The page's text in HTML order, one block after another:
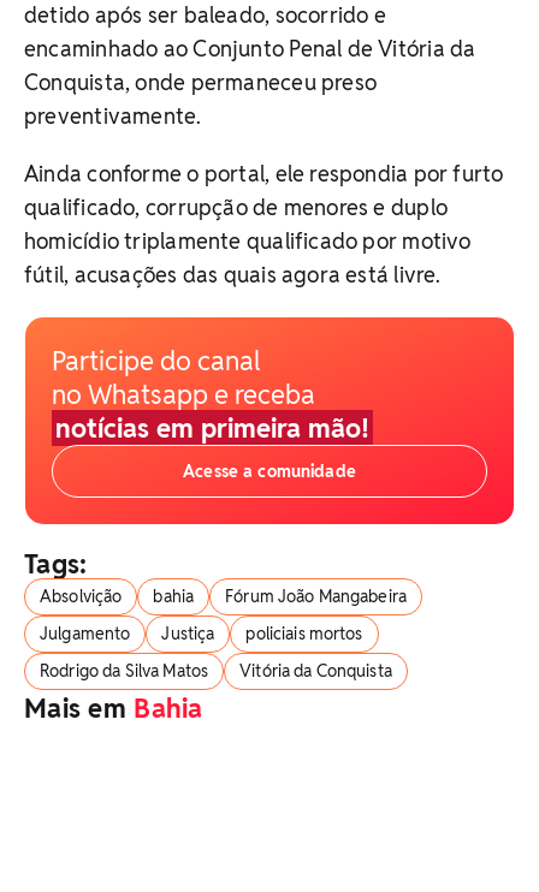
detido após ser baleado, socorrido e
encaminhado ao Conjunto Penal de Vitória da
Conquista, onde permaneceu preso
preventivamente.
Ainda conforme o portal, ele respondia por furto
qualificado, corrupção de menores e duplo
homicídio triplamente qualificado por motivo
fútil, acusações das quais agora está livre.
Participe do canal
no Whatsapp e receba
notícias em primeira mão!
Acesse a comunidade
Tags:
Absolvição bahia
Fórum João Mangabeira
Julgamento
Justiça
policiais mortos
Rodrigo da Silva Matos
Vitória da Conquista
Mais em Bahia